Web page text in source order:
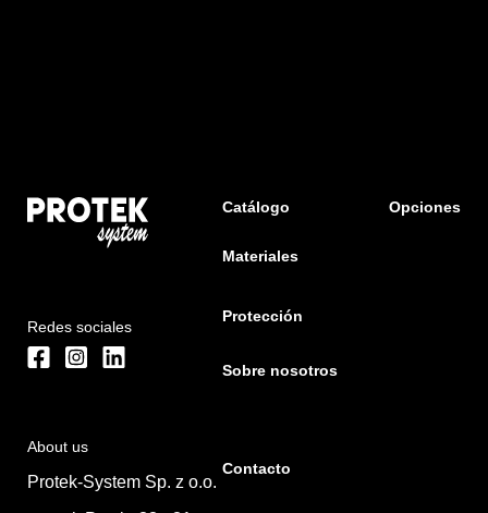
Redes sociales
About us
Protek-System Sp. z o.o.
Catálogo Opciones
Materiales
Protección
Sobre nosotros
Contacto